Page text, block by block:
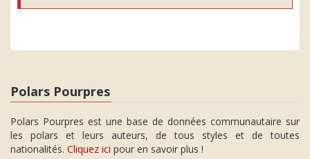
Polars Pourpres
Polars Pourpres est une base de données communautaire sur
les polars et leurs auteurs, de tous styles et de toutes
nationalités. Cliquez ici pour en savoir plus !